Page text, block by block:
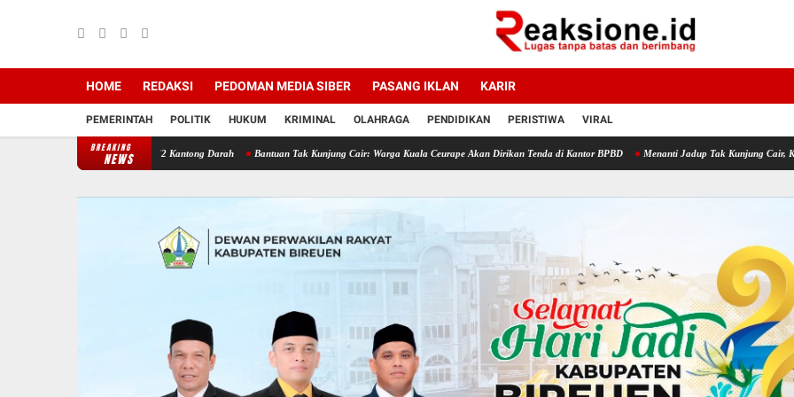
HOME REDAKSI PEDOMAN MEDIA SIBER PASANG IKLAN KARIR
PEMERINTAH POLITIK HUKUM KRIMINAL OLAHRAGA PENDIDIKAN PERISTIWA VIRAL
BREAKING
NEWS
Berhasil Kumpulkan 162 Kantong Darah Bantuan Tak Kunjung Cair: Warga Kuala Ceurape Akan Dirikan Tenda di Kantor BPBD Menanti Jadup Tak Kunjung Cair, Korban